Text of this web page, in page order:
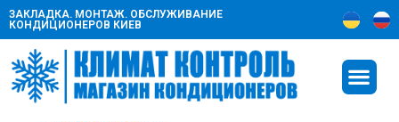
ЗАКЛАДКА. МОНТАЖ. ОБСЛУЖИВАНИЕ
КОНДИЦИОНЕРОВ КИЕВ